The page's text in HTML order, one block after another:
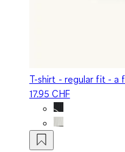
T-shirt - regular fit - a
17.95 CHF